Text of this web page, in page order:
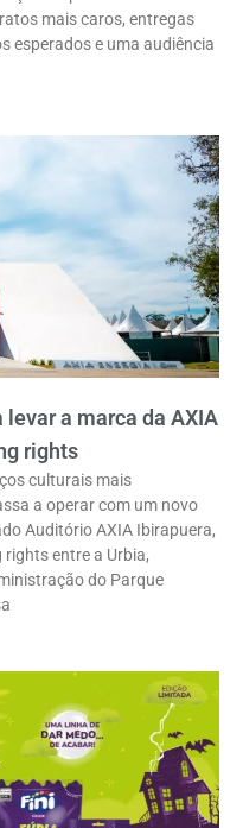
mais caros, entregas
esperados e uma audiência
a marca da AXIA
rights
culturais mais
a operar com um novo
Auditório AXIA Ibirapuera,
entre a Urbia,
do Parque